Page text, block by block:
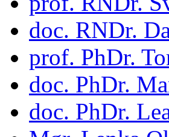
doc. RNDr.
prof. PhDr.
doc. PhDr.
doc. PhDr.